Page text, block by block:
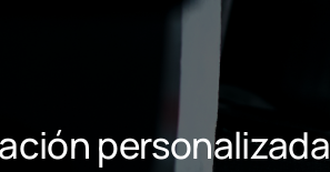
personalizada